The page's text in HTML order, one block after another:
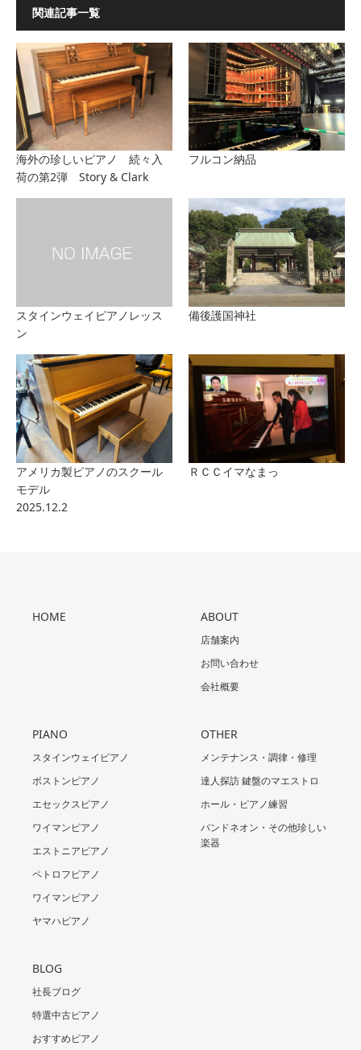
関連記事一覧
海外の珍しいピアノ 続々入
荷の第2弾 Story & Clark
フルコン納品
スタインウェイピアノレッス
ン
備後護国神社
アメリカ製ピアノのスクール
モデル
2025.12.2
ＲＣＣイマなまっ
HOME ABOUT
店舗案内
お問い合わせ
会社概要
PIANO
スタインウェイピアノ
ボストンピアノ
エセックスピアノ
ワイマンピアノ
エストニアピアノ
ペトロフピアノ
ワイマンピアノ
ヤマハピアノ
OTHER
メンテナンス・調律・修理
達人探訪 鍵盤のマエストロ
ホール・ピアノ練習
バンドネオン・その他珍しい
楽器
BLOG
社長ブログ
特選中古ピアノ
おすすめピアノ